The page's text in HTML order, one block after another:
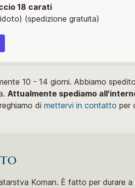
18 carati
(spedizione gratuita)
10 - 14 giorni. Abbiamo
Attualmente spediamo
di mettervi in ​​contatto per
Koman. È fatto per durare